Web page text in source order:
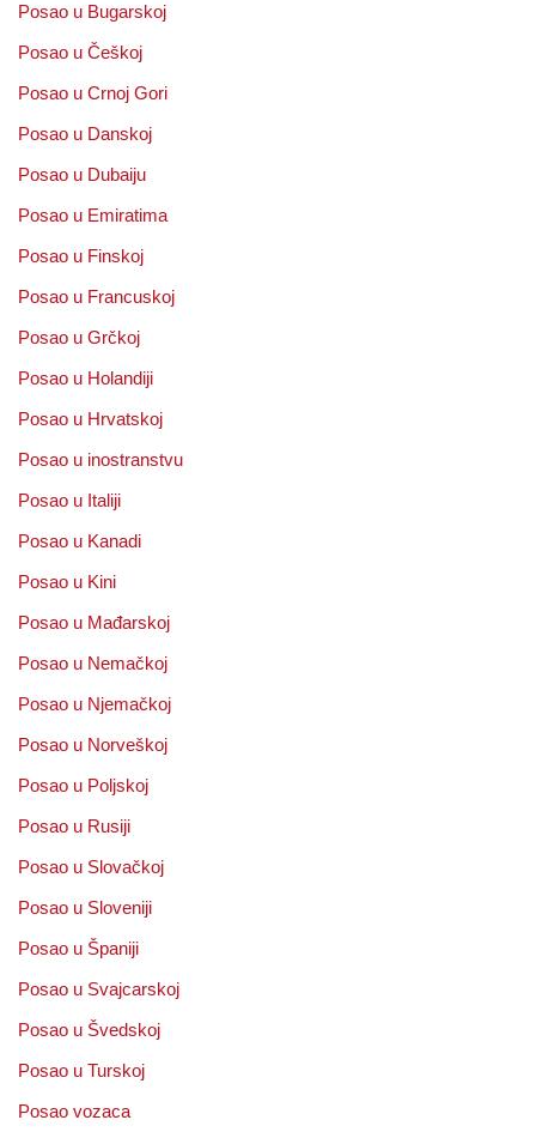
Posao u Bugarskoj
Posao u Češkoj
Posao u Crnoj Gori
Posao u Danskoj
Posao u Dubaiju
Posao u Emiratima
Posao u Finskoj
Posao u Francuskoj
Posao u Grčkoj
Posao u Holandiji
Posao u Hrvatskoj
Posao u inostranstvu
Posao u Italiji
Posao u Kanadi
Posao u Kini
Posao u Mađarskoj
Posao u Nemačkoj
Posao u Njemačkoj
Posao u Norveškoj
Posao u Poljskoj
Posao u Rusiji
Posao u Slovačkoj
Posao u Sloveniji
Posao u Španiji
Posao u Svajcarskoj
Posao u Švedskoj
Posao u Turskoj
Posao vozaca